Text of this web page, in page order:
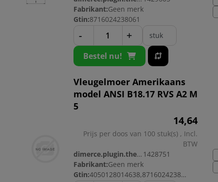
Fabrikant:Geen merk
Gtin:8716024238061
- + stuk
Bestel nu!
Vleugelmoer Amerikaans
model ANSI B18.17 RVS A2 M
5
14,64
Prijs per doos van 100 stuk(s) , Incl.
BTW
dimerce.plugin.theme.productnr: 1428751
Fabrikant:Geen merk
Gtin:
4050128014638,8716024238085